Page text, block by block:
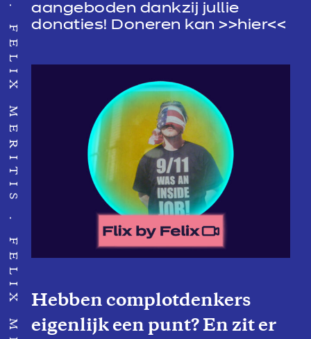
FELIX MERITIS
aangeboden dankzij jullie
donaties! Doneren kan >> hier<<
Hebben complotdenkers
eigenlijk een punt? En zit er